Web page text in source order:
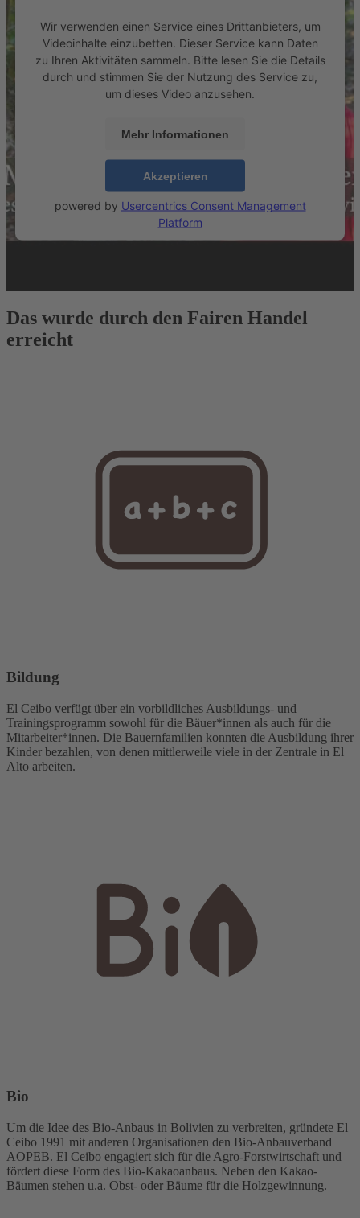
Wir verwenden einen Service eines Drittanbieters, um
Videoinhalte einzubetten. Dieser Service kann Daten
zu Ihren Aktivitäten sammeln. Bitte lesen Sie die Details
durch und stimmen Sie der Nutzung des Service zu,
um dieses Video anzusehen.
Mehr Informationen
Akzeptieren
powered by Usercentrics Consent Management
Platform
Das wurde durch den Fairen Handel
erreicht
Bildung
El Ceibo verfügt über ein vorbildliches Ausbildungs- und
Trainingsprogramm sowohl für die Bäuer*innen als auch für die
Mitarbeiter*innen. Die Bauernfamilien konnten die Ausbildung ihrer
Kinder bezahlen, von denen mittlerweile viele in der Zentrale in El
Alto arbeiten.
Bio
Um die Idee des Bio-Anbaus in Bolivien zu verbreiten, gründete El
Ceibo 1991 mit anderen Organisationen den Bio-Anbauverband
AOPEB. El Ceibo engagiert sich für die Agro-Forstwirtschaft und
fördert diese Form des Bio-Kakaoanbaus. Neben den Kakao-
Bäumen stehen u.a. Obst- oder Bäume für die Holzgewinnung.